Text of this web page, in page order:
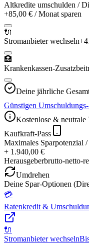
Altkredite umschulden /
+85,00 € / Monat sparen
🔌
Stromanbieter wechseln+
🏥
Krankenkassen-
Deine jährliche
Günstigen
Kostenlose & neutrale
Kaufkraft-Pass
Maximales Sparpotenzial /
+ 1.940,00 €
Herausgeberbrutto-netto-
Umdrehen
Deine Spar-Optionen
💳
Ratenkredit &
🔌
Stromanbieter wechseln